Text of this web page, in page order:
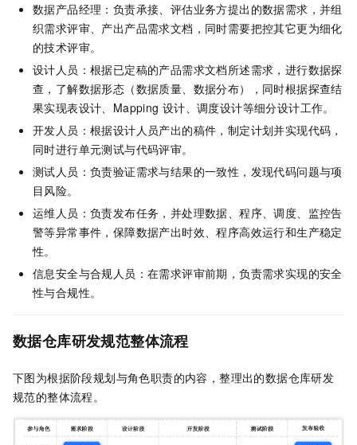
数据产品经理：负责承接、评估业务方提出的数据需求，并组
织需求评审、产出产品需求文档，同时需要把控其它更为细化
的技术评审。
设计人员：根据已定稿的产品需求文档所述需求，进行数据探
查，了解数据形态（数据质量、数据分布），同时根据探查结
果实现表设计、Mapping 设计、调度设计等细分设计工作。
开发人员：根据设计人员产出的稿件，制定计划并实现代码，
同时进行单元测试与代码评审。
测试人员：负责验证需求与结果的一致性，发现代码问题与项
目风险。
运维人员：负责发布任务，并处理数据、程序、调度、监控告
警等异常事件，保障数据产出时效、程序高效运行和生产稳定
性。
信息安全与合规人员：在需求评审前期，负责需求实现的安全
性与合规性。
数据仓库研发规范整体流程
下图为根据阶段规划与角色职责的内容，整理出的数据仓库研发
规范的整体流程。